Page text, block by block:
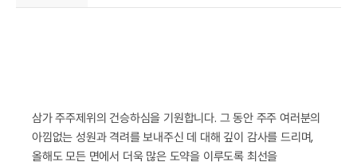
삼가 주주제위의 건승하심을 기원합니다. 그 동안 주주 여러분의
아낌없는 성원과 격려를 보내주신 데 대해 깊이 감사를 드리며,
올해도 모든 면에서 더욱 많은 도약을 이루도록 최선을